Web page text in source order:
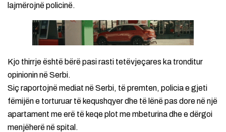
lajmërojnë policinë.
Kjo thirrje është bërë pasi rasti tetëvjeçares ka tronditur
opinionin në Serbi.
Siç raportojnë mediat në Serbi, të premten, policia e gjeti
fëmijën e torturuar të kequshqyer dhe të lënë pas dore në një
apartament me erë të keqe plot me mbeturina dhe e dërgoi
menjëherë në spital.